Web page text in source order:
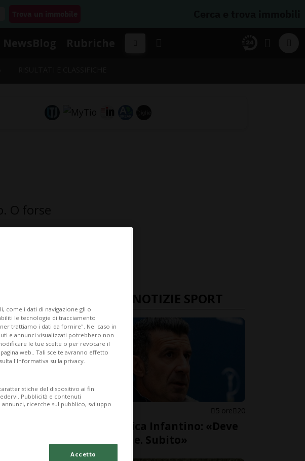
ULTIME NOTIZIE SPORT
5 ore 20
Figo scarica Infantino: «Deve
andarsene. Subito»
come i dati di navigazione gli o
le tecnologie di tracciamento
trattiamo i dati da fornire". Nel caso in
e annunci visualizzati potrebbero non
le tue scelte o per revocare il
web.. Tali scelte avranno effetto
l'Informativa sulla privacy.
del dispositivo ai fini
Pubblicità e contenuti
ricerche sul pubblico, sviluppo
Accetto